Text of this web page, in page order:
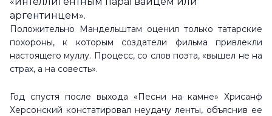
аргентинцем».
Положительно Мандельштам оценил только татарские
похороны, к которым создатели фильма привлекли
настоящего муллу. Процесс, со слов поэта, «вышел не на
страх, а на совесть».
Год спустя после выхода «Песни на камне» Хрисанф
Херсонский констатировал неудачу ленты, объяснив ее